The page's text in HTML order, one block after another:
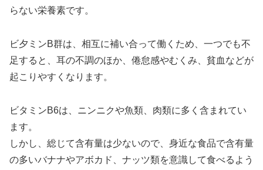
らない栄養素です。
ビ夕ミンB群は、相互に補い合って働くため、一つでも不
足すると、耳の不調のほか、倦怠感やむくみ、貧血などが
起こりやすくなります。
ビタミンB6は、ニンニクや魚類、肉類に多く含まれてい
ます。
しかし、総じて含有量は少ないので、身近な食品で含有量
の多いバナナやアボカド、ナッツ類を意識して食べるよう